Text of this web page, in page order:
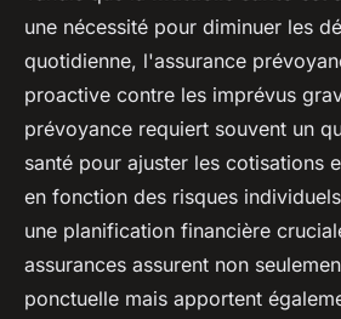
une nécessité pour diminuer les
quotidienne, l'assurance
proactive contre les imprévus
prévoyance requiert souvent un
santé pour ajuster les cotisations
en fonction des risques
une planification financière
assurances assurent non
ponctuelle mais apportent